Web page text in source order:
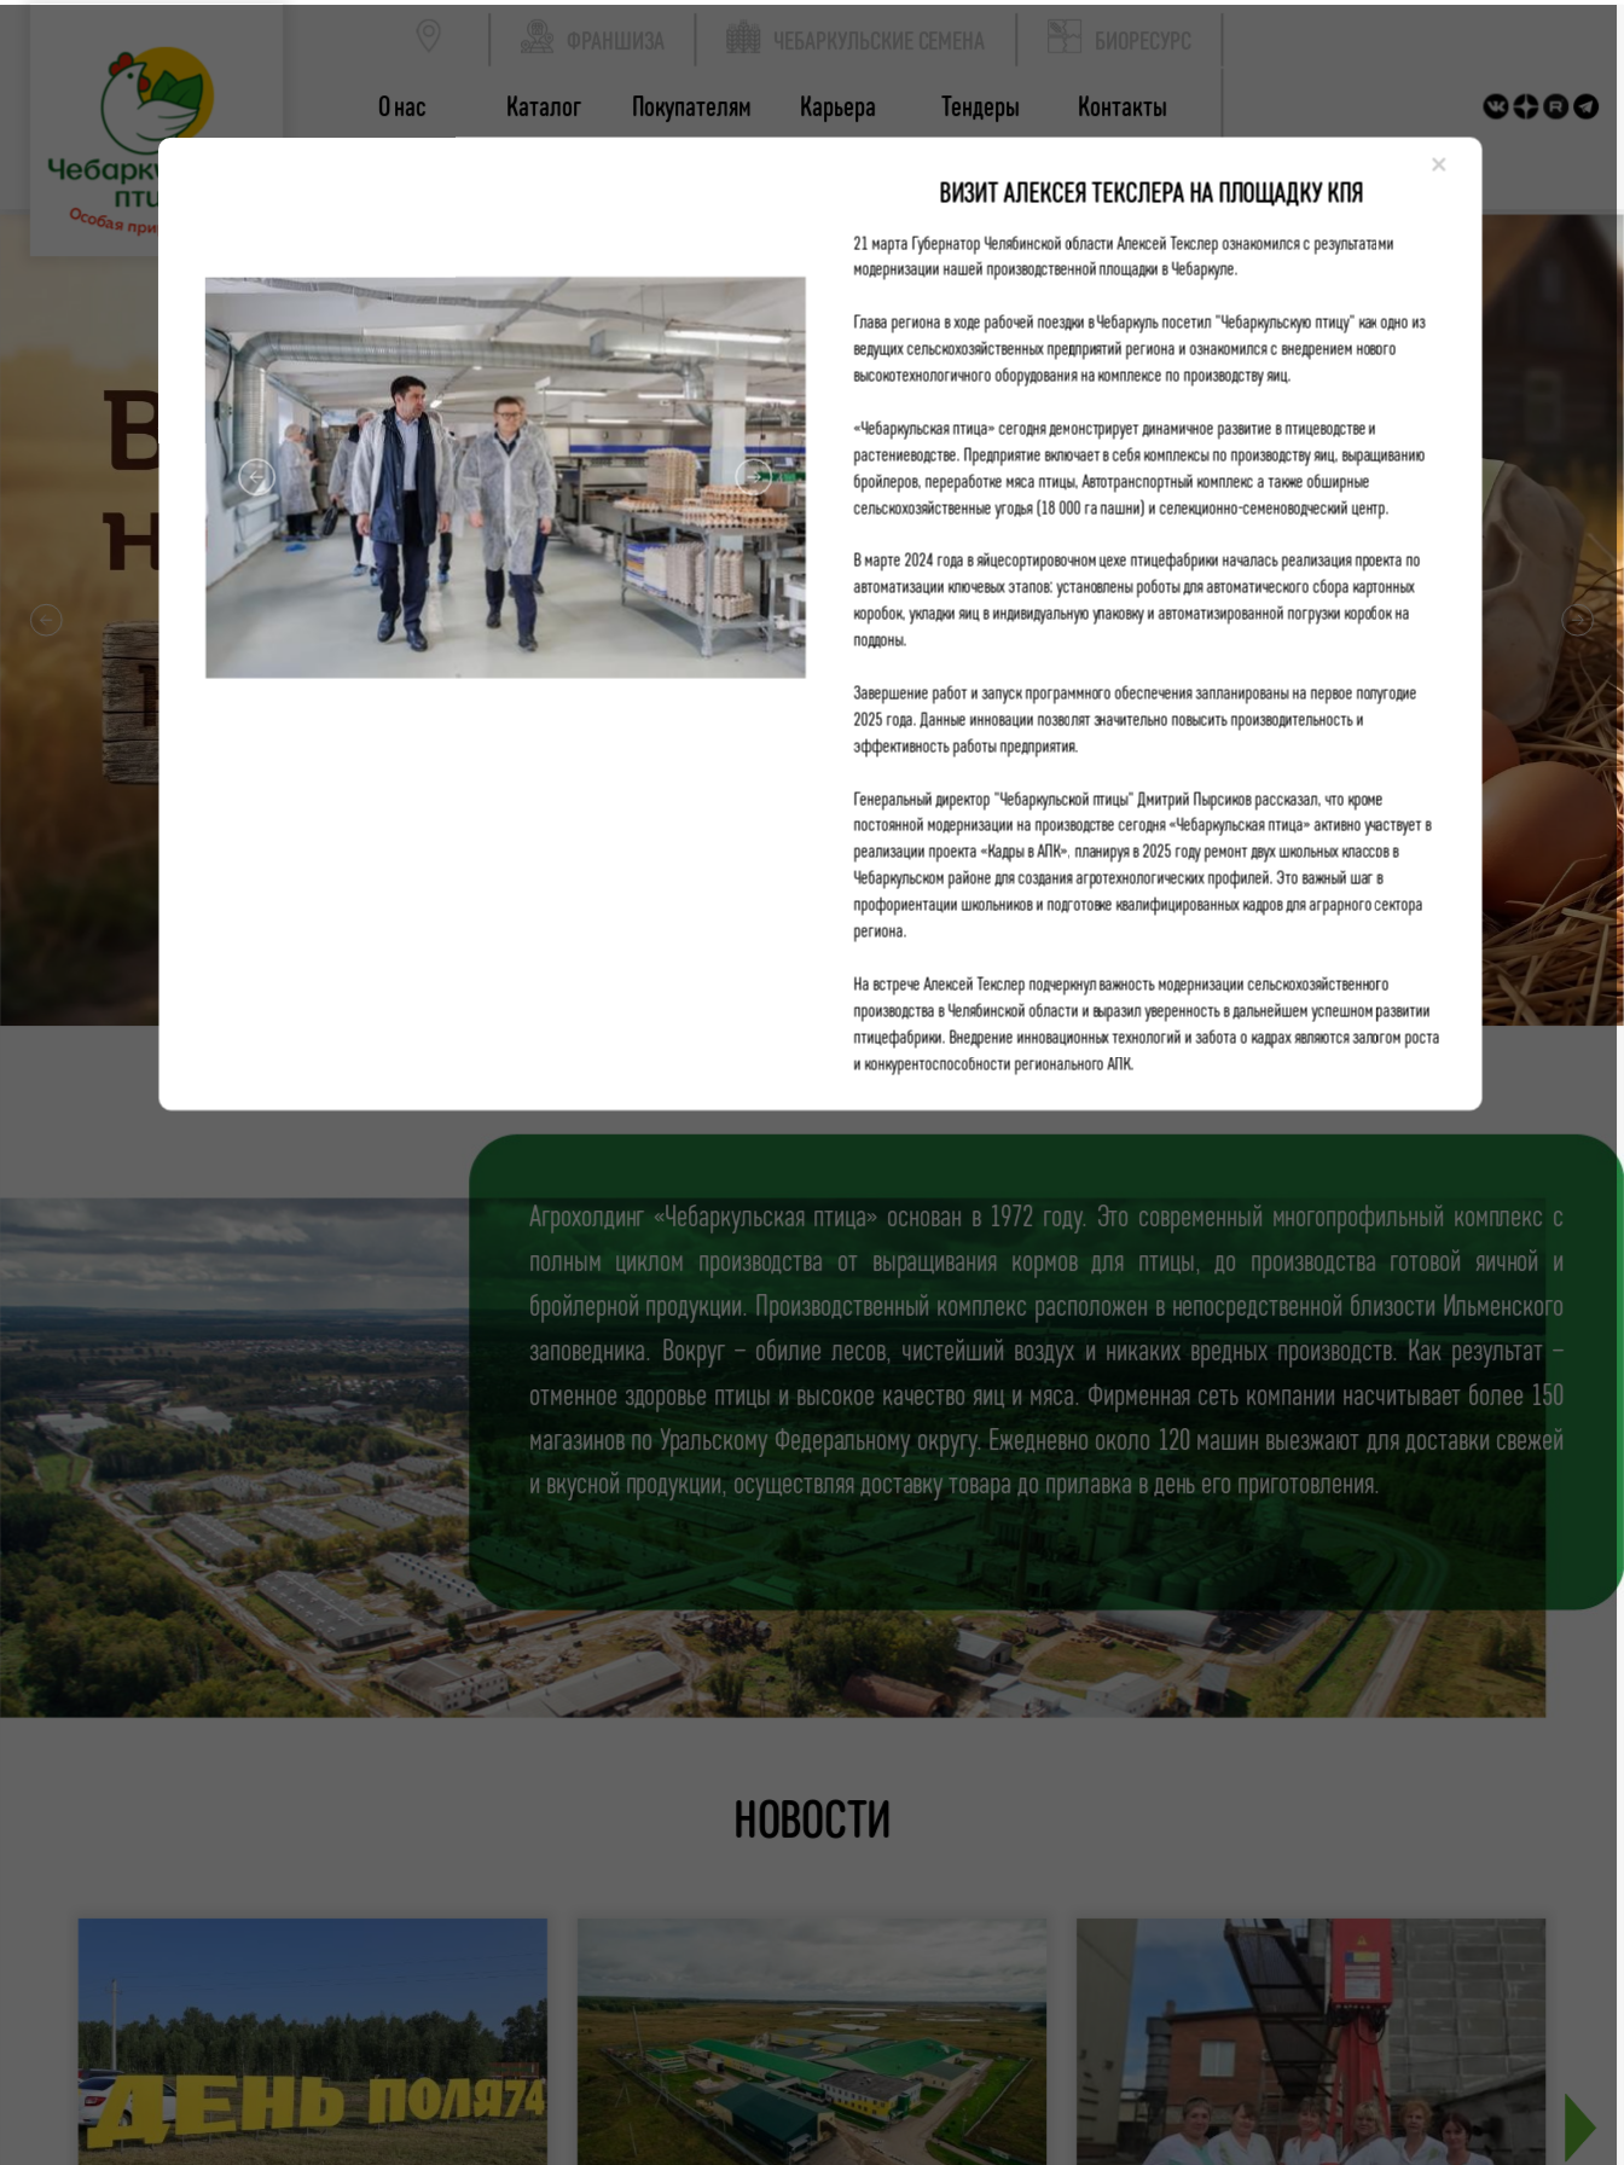
О нас Каталог Покупателям Карьера Тендеры Контакты
Агрохолдинг «Чебаркульская птица» основан в 1972 году. Это современный многопрофильный комплекс с
полным циклом производства от выращивания кормов для птицы, до производства готовой яичной и
бройлерной продукции. Производственный комплекс расположен в непосредственной близости Ильменского
заповедника. Вокруг – обилие лесов, чистейший воздух и никаких вредных производств. Как результат –
отменное здоровье птицы и высокое качество яиц и мяса. Фирменная сеть компании насчитывает более 150
магазинов по Уральскому Федеральному округу. Ежедневно около 120 машин выезжают для доставки свежей
и вкусной продукции, осуществляя доставку товара до прилавка в день его приготовления.
НОВОСТИ
×
ВИЗИТ АЛЕКСЕЯ ТЕКСЛЕРА НА ПЛОЩАДКУ КПЯ
21 марта Губернатор Челябинской области Алексей Текслер ознакомился с результатами
модернизации нашей производственной площадки в Чебаркуле.
Глава региона в ходе рабочей поездки в Чебаркуль посетил "Чебаркульскую птицу" как одно из
ведущих сельскохозяйственных предприятий региона и ознакомился с внедрением нового
высокотехнологичного оборудования на комплексе по производству яиц.
«Чебаркульская птица» сегодня демонстрирует динамичное развитие в птицеводстве и
растениеводстве. Предприятие включает в себя комплексы по производству яиц, выращиванию
бройлеров, переработке мяса птицы, Автотранспортный комплекс а также обширные
сельскохозяйственные угодья (18 000 га пашни) и селекционно-семеноводческий центр.
В марте 2024 года в яйцесортировочном цехе птицефабрики началась реализация проекта по
автоматизации ключевых этапов: установлены роботы для автоматического сбора картонных
коробок, укладки яиц в индивидуальную упаковку и автоматизированной погрузки коробок на
поддоны.
Завершение работ и запуск программного обеспечения запланированы на первое полугодие
2025 года. Данные инновации позволят значительно повысить производительность и
эффективность работы предприятия.
Генеральный директор "Чебаркульской птицы" Дмитрий Пырсиков рассказал, что кроме
постоянной модернизации на производстве сегодня «Чебаркульская птица» активно участвует в
реализации проекта «Кадры в АПК», планируя в 2025 году ремонт двух школьных классов в
Чебаркульском районе для создания агротехнологических профилей. Это важный шаг в
профориентации школьников и подготовке квалифицированных кадров для аграрного сектора
региона.
На встрече Алексей Текслер подчеркнул важность модернизации сельскохозяйственного
производства в Челябинской области и выразил уверенность в дальнейшем успешном развитии
птицефабрики. Внедрение инновационных технологий и забота о кадрах являются залогом роста
и конкурентоспособности регионального АПК.